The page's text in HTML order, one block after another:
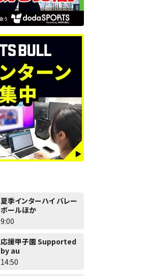
夏季インターハイ バレー
ボールほか
9:00
応援甲子園 Supported
by au
14:50